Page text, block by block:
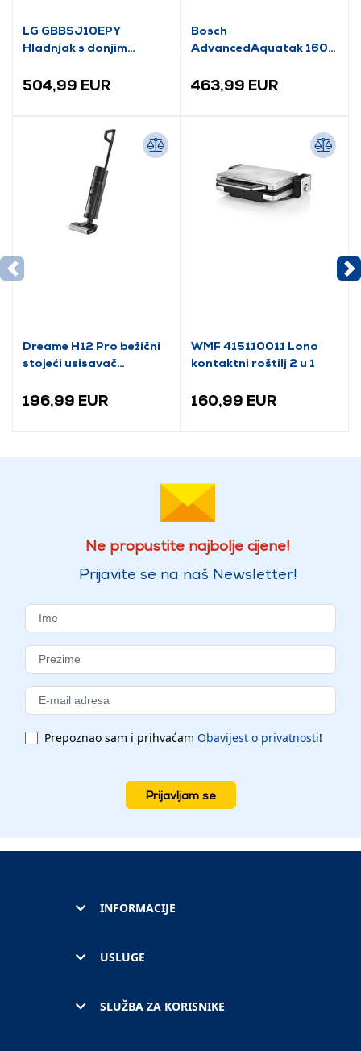
LG GBBSJ10EPY
Hladnjak s donjim
504,99 EUR
Bosch
AdvancedAquatak 160
(06008A7800)
463,99 EUR
Dreame H12 Pro bežični
stojeći usisavač
196,99 EUR
WMF 415110011 Lono
kontaktni roštilj 2 u 1
160,99 EUR
Ne propustite najbolje cijene!
Prijavite se na naš Newsletter!
Prepoznao sam i prihvaćam Obavijest o privatnosti!
Prijavljam se
INFORMACIJE
USLUGE
SLUŽBA ZA KORISNIKE